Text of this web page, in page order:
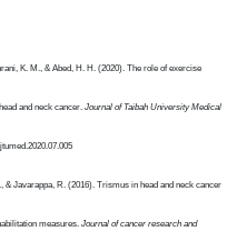
K. M., & Abed, H. H. (2020). The role of exercise
and neck cancer. Journal of Taibah University Medical
& Javarappa, R. (2016). Trismus in head and neck cancer
measures. Journal of cancer research and